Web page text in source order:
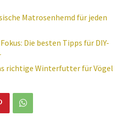
Matrosenhemd für jeden
Die besten Tipps für DIY-
richtige Winterfutter für Vögel